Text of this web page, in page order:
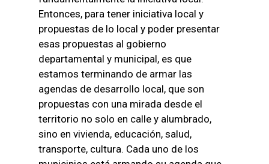
Entonces, para tener iniciativa local y
propuestas de lo local y poder presentar
esas propuestas al gobierno
departamental y municipal, es que
estamos terminando de armar las
agendas de desarrollo local, que son
propuestas con una mirada desde el
territorio no solo en calle y alumbrado,
sino en vivienda, educación, salud,
transporte, cultura. Cada uno de los